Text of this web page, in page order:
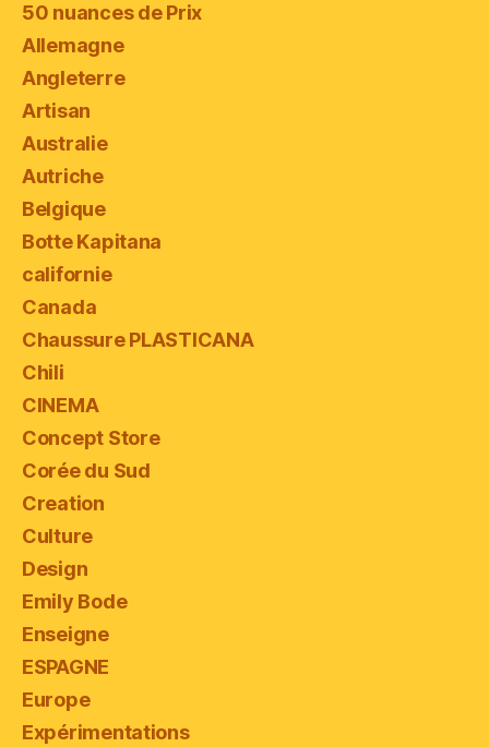
50 nuances de Prix
Allemagne
Angleterre
Artisan
Australie
Autriche
Belgique
Botte Kapitana
californie
Canada
Chaussure PLASTICANA
Chili
CINEMA
Concept Store
Corée du Sud
Creation
Culture
Design
Emily Bode
Enseigne
ESPAGNE
Europe
Expérimentations